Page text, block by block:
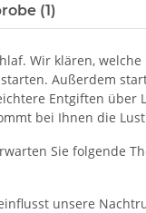
(1)
Wir klären,
Außerdem
Entgiften über
bei Ihnen die
Sie folgende
unsere